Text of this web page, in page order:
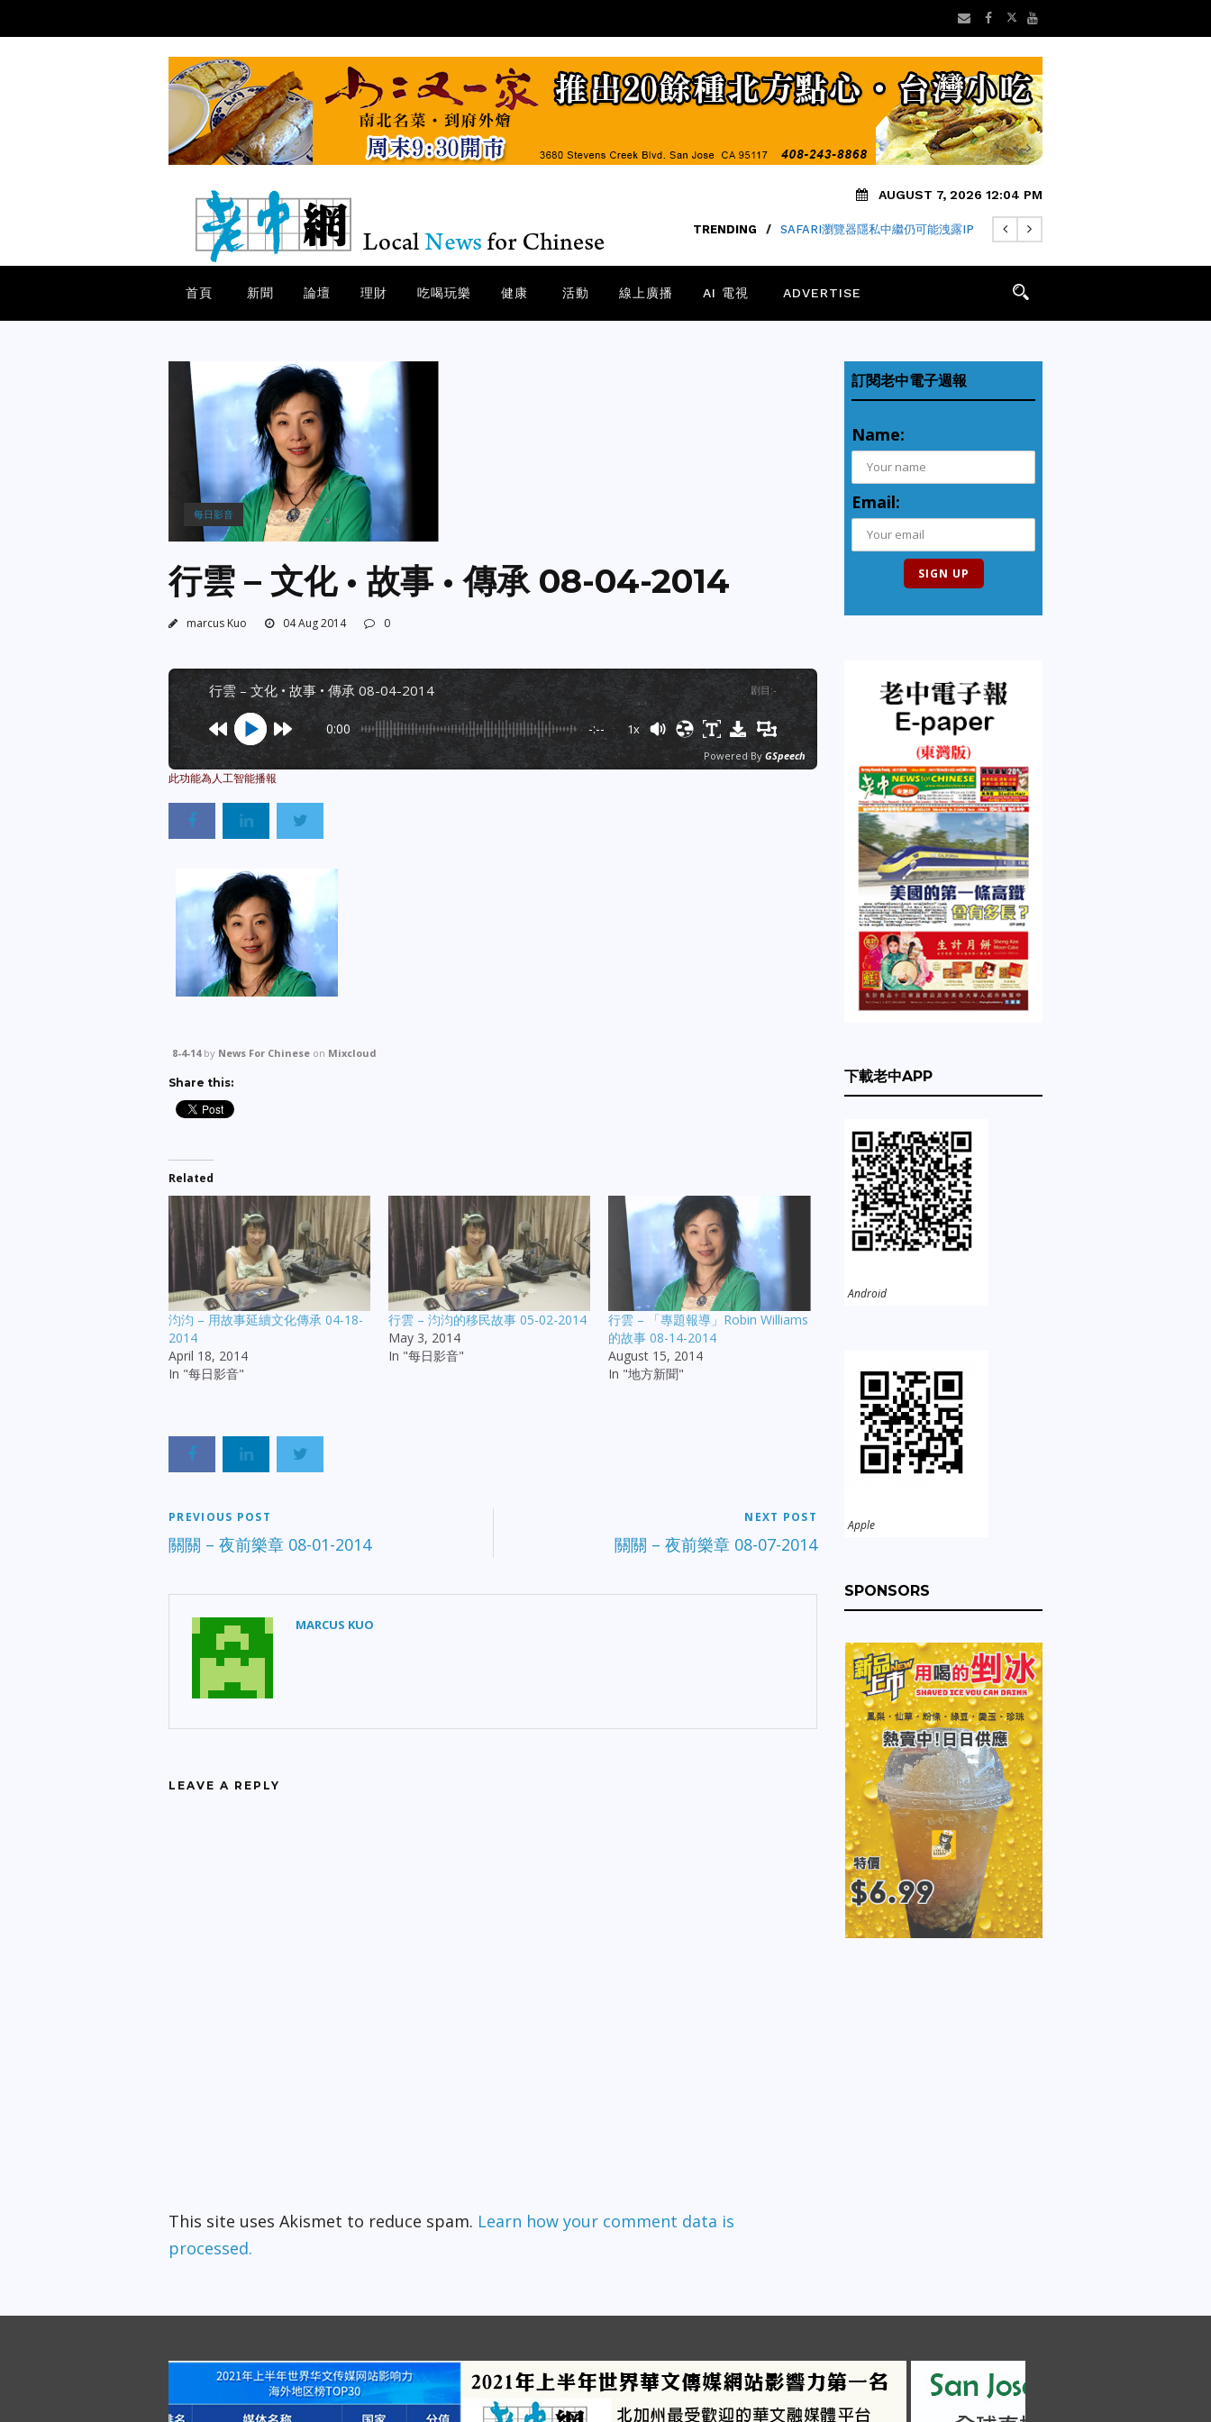
AUGUST 7, 2026 12:04 PM
TRENDING / SAFARI瀏覽器隱私中繼仍可能洩露IP
首頁 新聞 論壇 理財 吃喝玩樂 健康 活動 線上廣播 AI 電視 ADVERTISE
每日影音
行雲 – 文化 • 故事 • 傳承 08-04-2014
marcus Kuo 04 Aug 2014 0
行雲 – 文化 • 故事 • 傳承 08-04-2014 剧目 :-
0:00 -:-- 1x
Powered By GSpeech
8-4-14by News For Chinese on Mixcloud
Share this:
Related
汮汮 – 用故事延續文化傳承 04-18-
2014
April 18, 2014
In "每日影音"
行雲 – 汮汮的移民故事 05-02-2014
May 3, 2014
In "每日影音"
行雲 – 「專題報導」Robin Williams
的故事 08-14-2014
August 15, 2014
In "地方新聞"
PREVIOUS POST
關關 – 夜前樂章 08-01-2014
NEXT POST
關關 – 夜前樂章 08-07-2014
MARCUS KUO
LEAVE A REPLY
This site uses Akismet to reduce spam. Learn how your comment data is
processed.
訂閱老中電子週報
Name:
Email:
下載老中APP
Android
Apple
SPONSORS